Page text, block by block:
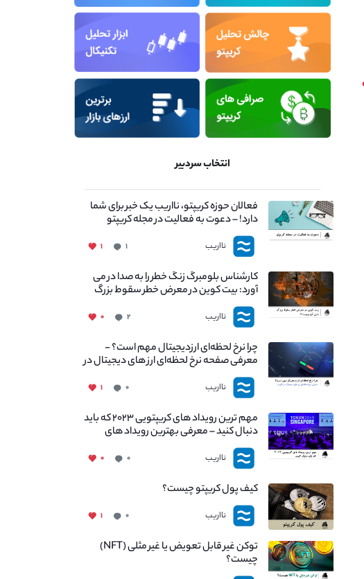
انتخاب سردبیر
فعالان حوزه کریپتو، نااریب یک خبر برای شما
دارد! – دعوت به فعالیت در مجله کریپتو
نااریب ۱ ۱
کارشناس بلومبرگ زنگ خطر را به صدا در می
آورد: بیت کوین در معرض خطر سقوط بزرگ
است - دلیل آن چیست؟
نااریب ۲ ۰
چرا نرخ لحظه‌ای ارزدیجیتال مهم است؟ -
معرفی صفحه نرخ لحظه‌ای ارز های دیجیتال در
نااریب
نااریب ۰ ۱
مهم ترین رویداد های کریپتویی ۲۰۲۳ که باید
دنبال کنید – معرفی بهترین رویداد های
جهانی
نااریب ۰ ۰
کیف پول کریپتو چیست؟
نااریب ۰ ۱
توکن غیر قابل تعویض یا غیر مثلی (NFT)
چیست؟